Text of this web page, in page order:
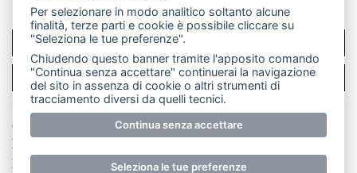
SCRIVICI
PER LA TUA PUBBLICITÀ
© Copyright Merateonline S.r.l. - Tutti i diritti riservati.
E' proibita la riproduzione e pubblicazione anche
parziale di testi, articoli e immagini senza la
Per selezionare in modo analitico soltanto alcune
finalità, terze parti e cookie è possibile cliccare su
"Seleziona le tue preferenze".
Chiudendo questo banner tramite l'apposito comando
"Continua senza accettare" continuerai la navigazione
del sito in assenza di cookie o altri strumenti di
tracciamento diversi da quelli tecnici.
Continua senza accettare
Seleziona le tue preferenze